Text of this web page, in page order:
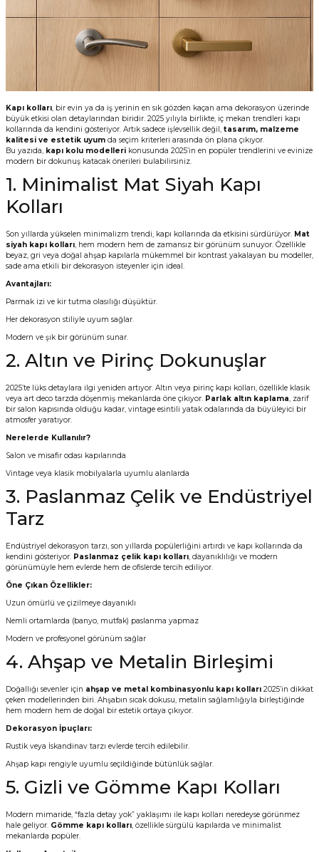
Vitrin Ara Ayakları
Ayak Tablaları
Askı Boruları ve Flanşları
Ara Ayak ve Aparatları
Cam Kilidi
Sandık Kilitleri
Piton Askı
Streç
Zımba Teli
Zımpara Çeşitleri
Tutkal Çeşitleri
Fırça ve Spatula
El Rendesi
Sıcak Hava Tabancası
Sabunluk
Şampuanlık
Tuvalet Kağıtlılığı
Pantolonluk
Kapı kolları , bir evin ya da iş yerinin en sık gözden kaçan ama dekorasyon üzerinde
büyük etkisi olan detaylarından biridir. 2025 yılıyla birlikte, iç mekan trendleri kapı
kollarında da kendini gösteriyor. Artık sadece işlevsellik değil, tasarım, malzeme
kalitesi ve estetik uyum da seçim kriterleri arasında ön plana çıkıyor.
Bu yazıda, kapı kolu modelleri konusunda 2025’in en popüler trendlerini ve evinize
modern bir dokunuş katacak önerileri bulabilirsiniz.
1. Minimalist Mat Siyah Kapı
Kolları
Son yıllarda yükselen minimalizm trendi, kapı kollarında da etkisini sürdürüyor. Mat
siyah kapı kolları , hem modern hem de zamansız bir görünüm sunuyor. Özellikle
beyaz, gri veya doğal ahşap kapılarla mükemmel bir kontrast yakalayan bu modeller,
sade ama etkili bir dekorasyon isteyenler için ideal.
Avantajları:
Parmak izi ve kir tutma olasılığı düşüktür.
Her dekorasyon stiliyle uyum sağlar.
Modern ve şık bir görünüm sunar.
2. Altın ve Pirinç Dokunuşlar
2025’te lüks detaylara ilgi yeniden artıyor. Altın veya pirinç kapı kolları, özellikle klasik
veya art deco tarzda döşenmiş mekanlarda öne çıkıyor. Parlak altın kaplama , zarif
bir salon kapısında olduğu kadar, vintage esintili yatak odalarında da büyüleyici bir
atmosfer yaratıyor.
Nerelerde Kullanılır?
Salon ve misafir odası kapılarında
Vintage veya klasik mobilyalarla uyumlu alanlarda
3. Paslanmaz Çelik ve Endüstriyel
Tarz
Endüstriyel dekorasyon tarzı, son yıllarda popülerliğini artırdı ve kapı kollarında da
kendini gösteriyor. Paslanmaz çelik kapı kolları , dayanıklılığı ve modern
görünümüyle hem evlerde hem de ofislerde tercih ediliyor.
Öne Çıkan Özellikler:
Uzun ömürlü ve çizilmeye dayanıklı
Nemli ortamlarda (banyo, mutfak) paslanma yapmaz
Modern ve profesyonel görünüm sağlar
4. Ahşap ve Metalin Birleşimi
Doğallığı sevenler için ahşap ve metal kombinasyonlu kapı kolları 2025’in dikkat
çeken modellerinden biri. Ahşabın sıcak dokusu, metalin sağlamlığıyla birleştiğinde
hem modern hem de doğal bir estetik ortaya çıkıyor.
Dekorasyon İpuçları:
Rustik veya İskandinav tarzı evlerde tercih edilebilir.
Ahşap kapı rengiyle uyumlu seçildiğinde bütünlük sağlar.
5. Gizli ve Gömme Kapı Kolları
Modern mimaride, “fazla detay yok” yaklaşımı ile kapı kolları neredeyse görünmez
hale geliyor. Gömme kapı kolları , özellikle sürgülü kapılarda ve minimalist
mekanlarda popüler.